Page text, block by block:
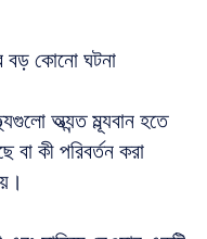
বড় কোনো ঘটনা
অত্যন্ত মূল্যবান হতে
বা কী পরিবর্তন করা